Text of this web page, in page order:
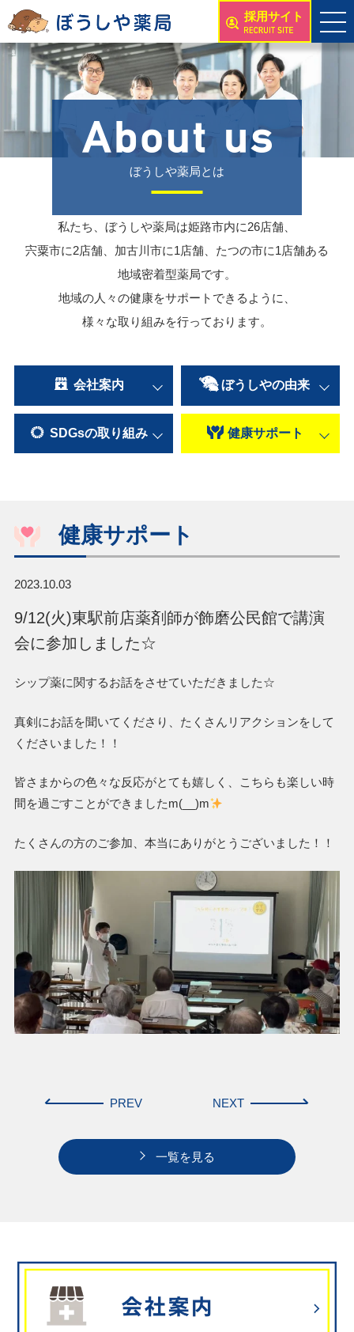
採用サイト
ぼうしや薬局とは
私たち、ぼうしや薬局は姫路市内に26店舗、
宍粟市に2店舗、加古川市に1店舗、たつの市に1店舗ある
地域密着型薬局です。
地域の人々の健康をサポートできるように、
様々な取り組みを行っております。
会社案内 ぼうしやの由来
SDGsの取り組み 健康サポート
健康サポート
2023.10.03
9/12(火)東駅前店薬剤師が飾磨公民館で講演
会に参加しました☆
シップ薬に関するお話をさせていただきました☆
真剣にお話を聞いてくださり、たくさんリアクションをして
くださいました！！
皆さまからの色々な反応がとても嬉しく、こちらも楽しい時
間を過ごすことができましたm(__)m
たくさんの方のご参加、本当にありがとうございました！！
PREV
一覧を見る
NEXT